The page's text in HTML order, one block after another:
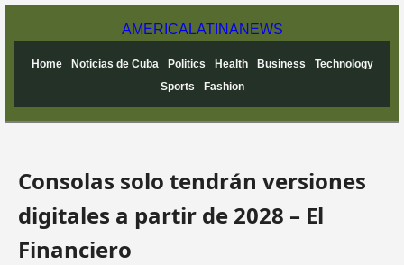
AMERICA LATINANEWS
Home Noticias de Cuba Politics Health Business
Technology
Sports
Fashion
Consolas solo tendrán versiones
digitales a partir de 2028 – El
Financiero